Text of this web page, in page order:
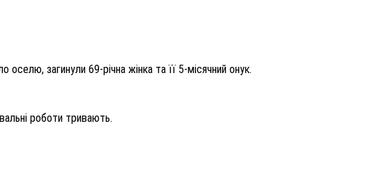
загинули 69-річна жінка та її 5-місячний онук.
роботи тривають.